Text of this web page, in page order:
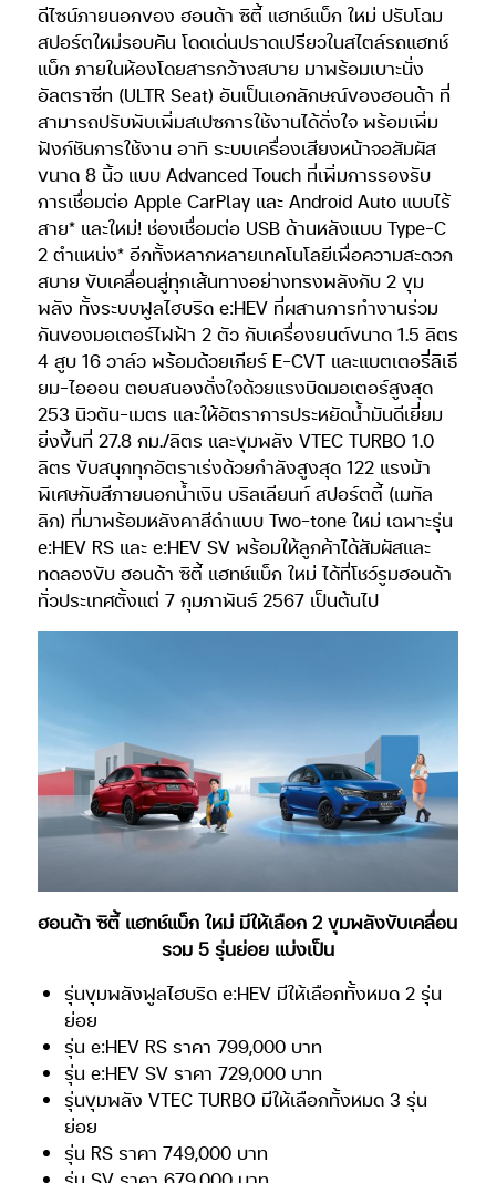
ดีไซน์ภายนอกของ ฮอนด้า ซิตี้ แฮทช์แบ็ก ใหม่ ปรับโฉม
สปอร์ตใหม่รอบคัน โดดเด่นปราดเปรียวในสไตล์รถแฮทช์
แบ็ก ภายในห้องโดยสารกว้างสบาย มาพร้อมเบาะนั่ง
อัลตราซีท (ULTR Seat) อันเป็นเอกลักษณ์ของฮอนด้า ที่
สามารถปรับพับเพิ่มสเปซการใช้งานได้ดั่งใจ พร้อมเพิ่ม
ฟังก์ชันการใช้งาน อาทิ ระบบเครื่องเสียงหน้าจอสัมผัส
ขนาด 8 นิ้ว แบบ Advanced Touch ที่เพิ่มการรองรับ
การเชื่อมต่อ Apple CarPlay และ Android Auto แบบไร้
สาย* และใหม่! ช่องเชื่อมต่อ USB ด้านหลังแบบ Type-C
2 ตำแหน่ง* อีกทั้งหลากหลายเทคโนโลยีเพื่อความสะดวก
สบาย ขับเคลื่อนสู่ทุกเส้นทางอย่างทรงพลังกับ 2 ขุม
พลัง ทั้งระบบฟูลไฮบริด e:HEV ที่ผสานการทำงานร่วม
กันของมอเตอร์ไฟฟ้า 2 ตัว กับเครื่องยนต์ขนาด 1.5 ลิตร
4 สูบ 16 วาล์ว พร้อมด้วยเกียร์ E-CVT และแบตเตอรี่ลิเธี
ยม-ไอออน ตอบสนองดั่งใจด้วยแรงบิดมอเตอร์สูงสุด
253 นิวตัน-เมตร และให้อัตราการประหยัดน้ำมันดีเยี่ยม
ยิ่งขึ้นที่ 27.8 กม./ลิตร และขุมพลัง VTEC TURBO 1.0
ลิตร ขับสนุกทุกอัตราเร่งด้วยกำลังสูงสุด 122 แรงม้า
พิเศษกับสีภายนอกน้ำเงิน บริลเลียนท์ สปอร์ตตี้ (เมทัล
ลิก) ที่มาพร้อมหลังคาสีดำแบบ Two-tone ใหม่ เฉพาะรุ่น
e:HEV RS และ e:HEV SV พร้อมให้ลูกค้าได้สัมผัสและ
ทดลองขับ ฮอนด้า ซิตี้ แฮทช์แบ็ก ใหม่ ได้ที่โชว์รูมฮอนด้า
ทั่วประเทศตั้งแต่ 7 กุมภาพันธ์ 2567 เป็นต้นไป
ฮอนด้า ซิตี้ แฮทช์แบ็ก ใหม่ มีให้เลือก 2 ขุมพลังขับเคลื่อน
รวม 5 รุ่นย่อย แบ่งเป็น
รุ่นขุมพลังฟูลไฮบริด e:HEV มีให้เลือกทั้งหมด 2 รุ่น
ย่อย
รุ่น e:HEV RS ราคา 799,000 บาท
รุ่น e:HEV SV ราคา 729,000 บาท
รุ่นขุมพลัง VTEC TURBO มีให้เลือกทั้งหมด 3 รุ่น
ย่อย
รุ่น RS ราคา 749,000 บาท